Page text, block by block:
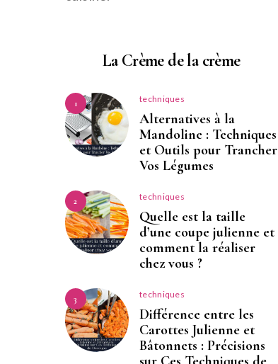
La Crème de la crème
1 techniques
Alternatives à la
Mandoline : Techniques
et Outils pour Trancher
Vos Légumes
2 techniques
Quelle est la taille
d’une coupe julienne et
comment la réaliser
chez vous ?
3 techniques
Différence entre les
Carottes Julienne et
Bâtonnets : Précisions